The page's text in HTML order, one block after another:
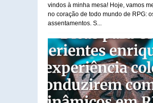
vindos à minha mesa! Hoje, vamos
no coração de todo mundo de RPG:
assentamentos. S...